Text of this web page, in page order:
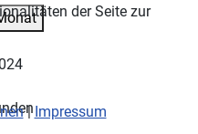
der Seite zur
|Impressum